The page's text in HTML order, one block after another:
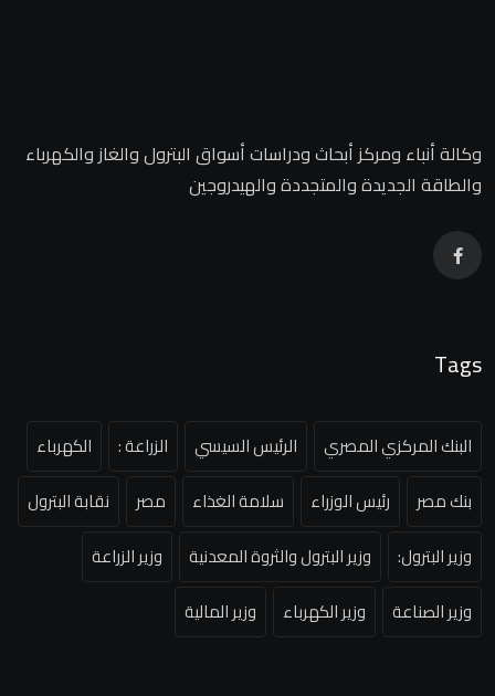
وكالة أنباء ومركز أبحاث ودراسات أسواق البترول والغاز والكهرباء
والطاقة الجديدة والمتجددة والهيدروجين
Tags
البنك المركزي المصري الرئيس السيسي الزراعة :
الكهرباء
بنك مصر
رئيس الوزراء سلامة الغذاء مصر
نقابة البترول
وزير البترول:
وزير البترول والثروة المعدنية
وزير الزراعة
وزير الصناعة
وزير الكهرباء وزير المالية